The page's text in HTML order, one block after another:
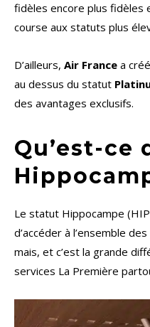
fidèles encore plus fidèles
course aux statuts plus
D’ailleurs, Air France a
au dessus du statut
des avantages exclusifs.
Qu’est-ce
Le statut Hippocampe
d’accéder à l’ensemble
mais, et c’est la grande
services La Première